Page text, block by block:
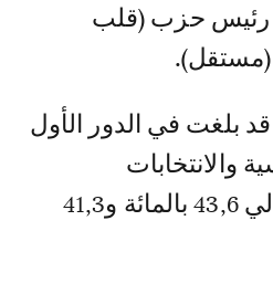
رئيس حزب (قلب
بلغت في الدور الأول
والانتخابات
التشريعية على التوالي 43,6 بالمائة و41,3